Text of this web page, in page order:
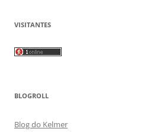
VISITANTES
BLOGROLL
Blog do Kelmer